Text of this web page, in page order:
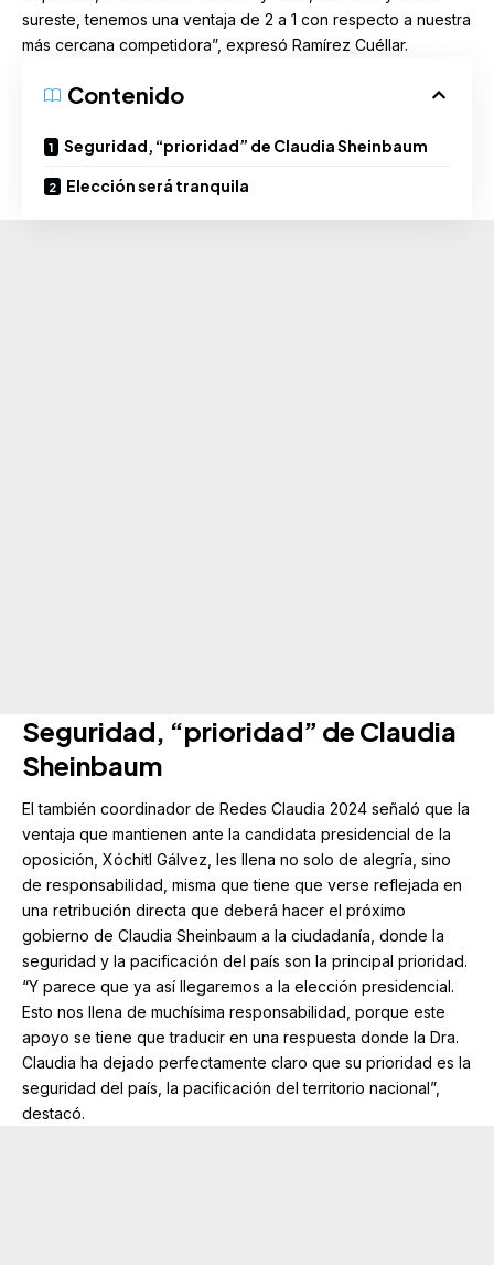
sureste, tenemos una ventaja de 2 a 1 con respecto a nuestra
más cercana competidora”, expresó Ramírez Cuéllar.
Contenido
Seguridad, “prioridad” de Claudia Sheinbaum
Elección será tranquila
Seguridad, “prioridad” de Claudia
Sheinbaum
El también coordinador de Redes Claudia 2024 señaló que la
ventaja que mantienen ante la candidata presidencial de la
oposición, Xóchitl Gálvez, les llena no solo de alegría, sino
de responsabilidad, misma que tiene que verse reflejada en
una retribución directa que deberá hacer el próximo
gobierno de Claudia Sheinbaum a la ciudadanía, donde la
seguridad y la pacificación del país son la principal prioridad.
“Y parece que ya así llegaremos a la elección presidencial.
Esto nos llena de muchísima responsabilidad, porque este
apoyo se tiene que traducir en una respuesta donde la Dra.
Claudia ha dejado perfectamente claro que su prioridad es la
seguridad del país, la pacificación del territorio nacional”,
destacó.